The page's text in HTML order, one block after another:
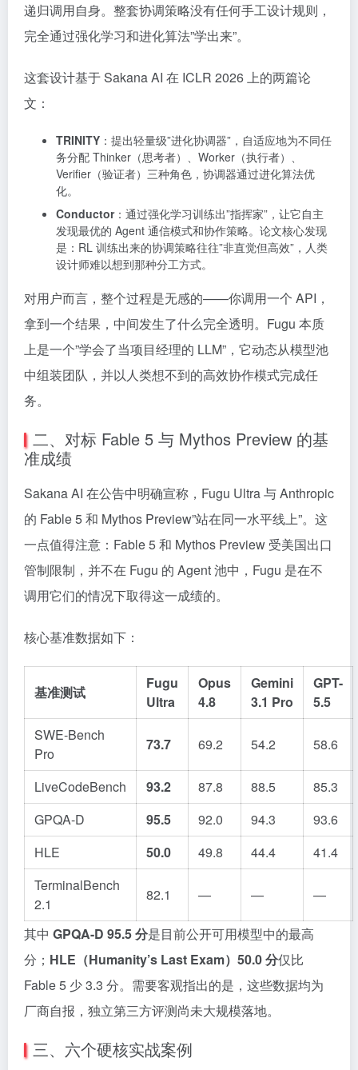
递归调用自身。整套协调策略没有任何手工设计规则，
完全通过强化学习和进化算法”学出来”。
这套设计基于 Sakana AI 在 ICLR 2026 上的两篇论
文：
TRINITY ：提出轻量级”进化协调器”，自适应地为不同任
务分配 Thinker（思考者）、Worker（执行者）、
Verifier（验证者）三种角色，协调器通过进化算法优
化。
Conductor：通过强化学习训练出”指挥家”，让它自主
发现最优的 Agent 通信模式和协作策略。论文核心发现
是：RL 训练出来的协调策略往往”非直觉但高效”，人类
设计师难以想到那种分工方式。
对用户而言，整个过程是无感的——你调用一个 API，
拿到一个结果，中间发生了什么完全透明。Fugu 本质
上是一个”学会了当项目经理的 LLM”，它动态从模型池
中组装团队，并以人类想不到的高效协作模式完成任
务。
二、对标 Fable 5 与 Mythos Preview 的基
准成绩
Sakana AI 在公告中明确宣称，Fugu Ultra 与 Anthropic
的 Fable 5 和 Mythos Preview”站在同一水平线上”。这
一点值得注意：Fable 5 和 Mythos Preview 受美国出口
管制限制，并不在 Fugu 的 Agent 池中，Fugu 是在不
调用它们的情况下取得这一成绩的。
核心基准数据如下：
基准测试
Fugu
Ultra
Opus
4.8
Gemini
3.1 Pro
GPT-
5.5
SWE-Bench
Pro
73.7 69.2 54.2 58.6
LiveCodeBench 93.2 87.8 88.5
85.3
GPQA-D
95.5 92.0 94.3
93.6
HLE
50.0 49.8 44.4
41.4
TerminalBench
2.1
82.1 — — —
其中 GPQA-D 95.5 分是目前公开可用模型中的最高
分； HLE（Humanity’s Last Exam）50.0 分仅比
Fable 5 少 3.3 分。需要客观指出的是，这些数据均为
厂商自报，独立第三方评测尚未大规模落地。
三、六个硬核实战案例